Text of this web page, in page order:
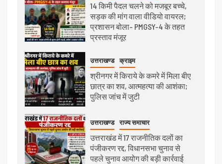
14 किमी पैदल चलने को मजबूर बच्चे,
सड़क की मांग वाला वीडियो वायरल;
प्रशासन बोला- PMGSY-4 के तहत
प्रस्ताव मंजूर
उत्तराखण्ड क्राइम
श्रीनगर में किराये के कमरे में मिला बीए
छात्र का शव, आत्महत्या की आशंका;
पुलिस जांच में जुटी
उत्तराखण्ड राज्य समाचार
उत्तराखंड में 17 राजनीतिक दलों का
पंजीकरण रद्द, विधानसभा चुनाव से
पहले चुनाव आयोग की बड़ी कार्रवाई